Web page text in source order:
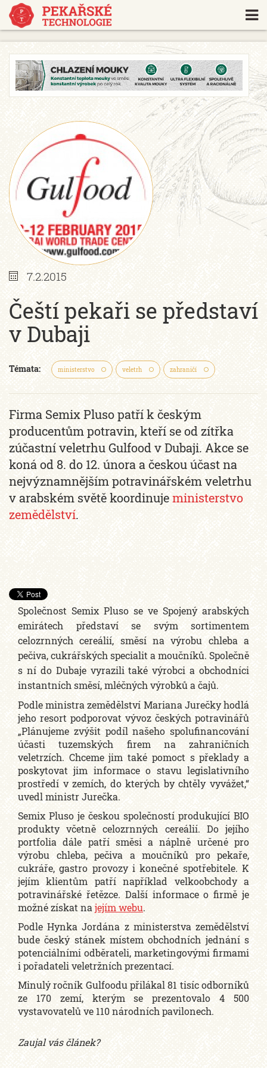
https://www.traditionrolex.com/18
7.2.2015
Čeští pekaři se představí
v Dubaji
Témata: ministerstvo veletrh zahraničí
Firma Semix Pluso patří k českým
producentům potravin, kteří se od zítřka
zúčastní veletrhu Gulfood v Dubaji. Akce se
koná od 8. do 12. února a českou účast na
nejvýznamnějším potravinářském veletrhu
v arabském světě koordinujeministerstvo
zemědělství.
Společnost Semix Pluso se ve Spojený arabských
emirátech představí se svým sortimentem
celozrnných cereálií, směsí na výrobu chleba a
pečiva, cukrářských specialit a moučníků. Společně
s ní do Dubaje vyrazili také výrobci a obchodníci
instantních směsí, mléčných výrobků a čajů.
Podle ministra zemědělství Mariana Jurečky hodlá
jeho resort podporovat vývoz českých potravinářů
„Plánujeme zvýšit podíl našeho spolufinancování
účasti tuzemských firem na zahraničních
veletrzích. Chceme jim také pomoct s překlady a
poskytovat jim informace o stavu legislativního
prostředí v zemích, do kterých by chtěly vyvážet,“
uvedl ministr Jurečka.
Semix Pluso je českou společností produkující BIO
produkty včetně celozrnných cereálií. Do jejího
portfolia dále patří směsi a náplně určené pro
výrobu chleba, pečiva a moučníků pro pekaře,
cukráře, gastro provozy i konečné spotřebitele. K
jejím klientům patří například velkoobchody a
potravinářské řetězce. Další informace o firmě je
možné získat najejím webu.
Podle Hynka Jordána z ministerstva zemědělství
bude český stánek místem obchodních jednání s
potenciálními odběrateli, marketingovými firmami
i pořadateli veletržních prezentací.
Minulý ročník Gulfoodu přilákal 81 tisíc odborníků
ze 170 zemí, kterým se prezentovalo 4 500
vystavovatelů ve 110 národních pavilonech.
Zaujal vás článek?